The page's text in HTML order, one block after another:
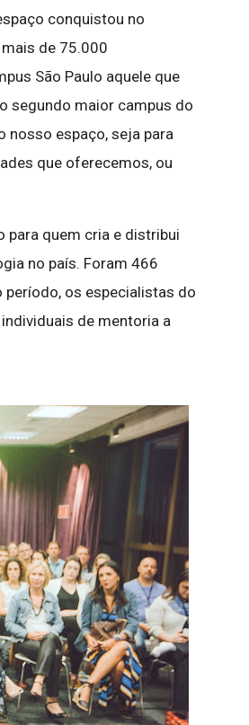
conquistou no
de 75.000
São Paulo aquele que
segundo maior campus do
nosso espaço, seja para
que oferecemos, ou
para quem cria e distribui
no país. Foram 466
os especialistas do
de mentoria a